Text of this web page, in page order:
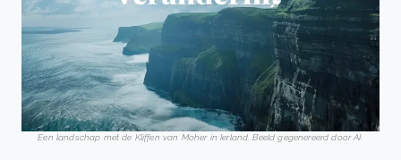
Een landschap met de Kliffen van Moher in Ierland. Beeld gegenereerd door AI.